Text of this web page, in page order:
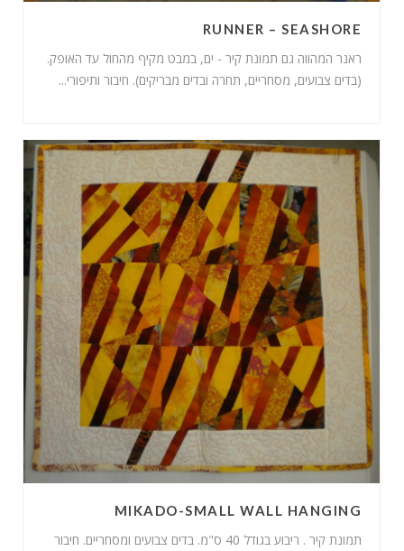
RUNNER – SEASHORE
ראנר המהווה גם תמונת קיר - ים, במבט מקיף מהחול עד האופק.
(בדים צבועים, מסחריים, תחרה ובדים מבריקים). חיבור ותיפורי...
MIKADO-SMALL WALL HANGING
תמונת קיר . ריבוע בגודל 40 ס"מ. בדים צבועים ומסחריים. חיבור